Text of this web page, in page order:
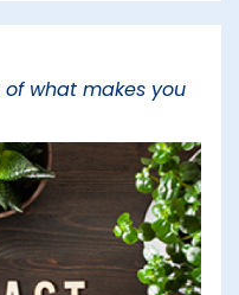
what makes you